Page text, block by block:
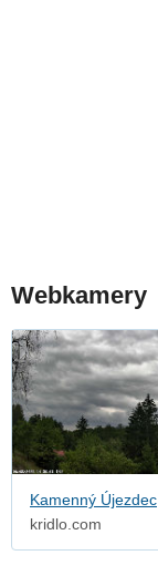
Webkamery
Kamenný Újezdec
kridlo.com